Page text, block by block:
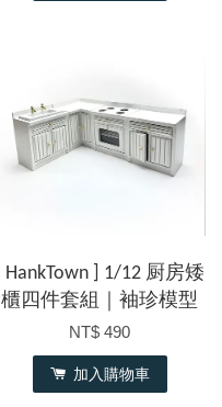
[ HankTown ] 1/12 厨房矮
櫃四件套組｜袖珍模型
NT$ 490
加入購物車